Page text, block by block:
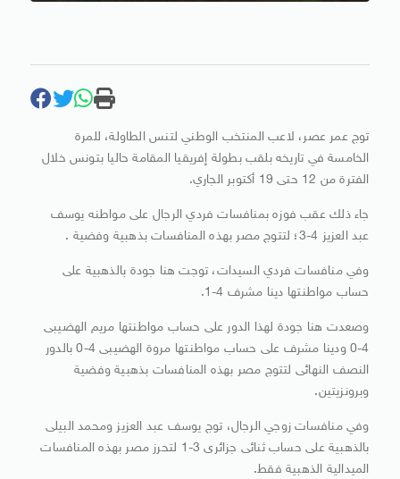
توج عمر عصر، لاعب المنتخب الوطني لتنس الطاولة، للمرة
الخامسة في تاريخه بلقب بطولة إفريقيا المقامة حاليا بتونس خلال
الفترة من 12 حتى 19 أكتوبر الجاري.
جاء ذلك عقب فوزه بمنافسات فردي الرجال على مواطنه يوسف
عبد العزيز 4-3؛ لتتوج مصر بهذه المنافسات بذهبية وفضية .
وفي منافسات فردي السيدات، توجت هنا جودة بالذهبية على
حساب مواطنتها دينا مشرف 4-1.
وصعدت هنا جودة لهذا الدور على حساب مواطنتها مريم الهضيبى
4-0 ودينا مشرف على حساب مواطنتها مروة الهضيبى 4-0 بالدور
النصف النهائى لتتوج مصر بهذه المنافسات بذهبية وفضية
وبرونزيتين.
وفي منافسات زوجي الرجال، توج يوسف عبد العزيز ومحمد البيلى
بالذهبية على حساب ثنائى جزائرى 3-1 لتحرز مصر بهذه المنافسات
الميدالية الذهبية فقط.